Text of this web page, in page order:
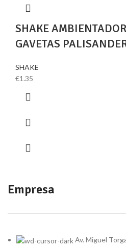
SHAKE
GAVETAS
SHAKE
€1.35
Empresa
Av. Miguel